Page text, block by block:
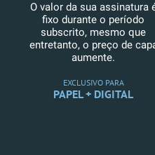
O valor da sua assinatura
fixo durante o período
subscrito, mesmo que
entretanto, o preço de
aumente.
EXCLUSIVO PARA
PAPEL + DIGITAL